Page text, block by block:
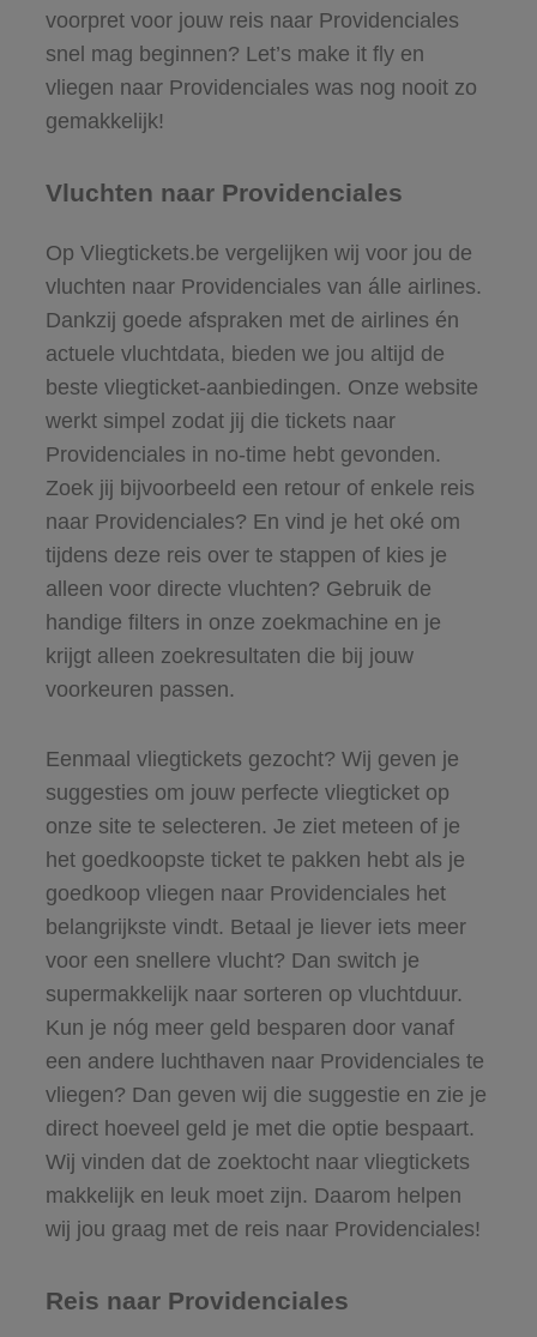
voorpret voor jouw reis naar Providenciales
snel mag beginnen? Let’s make it fly en
vliegen naar Providenciales was nog nooit zo
gemakkelijk!
Vluchten naar Providenciales
Op Vliegtickets.be vergelijken wij voor jou de
vluchten naar Providenciales van álle airlines.
Dankzij goede afspraken met de airlines én
actuele vluchtdata, bieden we jou altijd de
beste vliegticket-aanbiedingen. Onze website
werkt simpel zodat jij die tickets naar
Providenciales in no-time hebt gevonden.
Zoek jij bijvoorbeeld een retour of enkele reis
naar Providenciales? En vind je het oké om
tijdens deze reis over te stappen of kies je
alleen voor directe vluchten? Gebruik de
handige filters in onze zoekmachine en je
krijgt alleen zoekresultaten die bij jouw
voorkeuren passen.
Eenmaal vliegtickets gezocht? Wij geven je
suggesties om jouw perfecte vliegticket op
onze site te selecteren. Je ziet meteen of je
het goedkoopste ticket te pakken hebt als je
goedkoop vliegen naar Providenciales het
belangrijkste vindt. Betaal je liever iets meer
voor een snellere vlucht? Dan switch je
supermakkelijk naar sorteren op vluchtduur.
Kun je nóg meer geld besparen door vanaf
een andere luchthaven naar Providenciales te
vliegen? Dan geven wij die suggestie en zie je
direct hoeveel geld je met die optie bespaart.
Wij vinden dat de zoektocht naar vliegtickets
makkelijk en leuk moet zijn. Daarom helpen
wij jou graag met de reis naar Providenciales!
Reis naar Providenciales